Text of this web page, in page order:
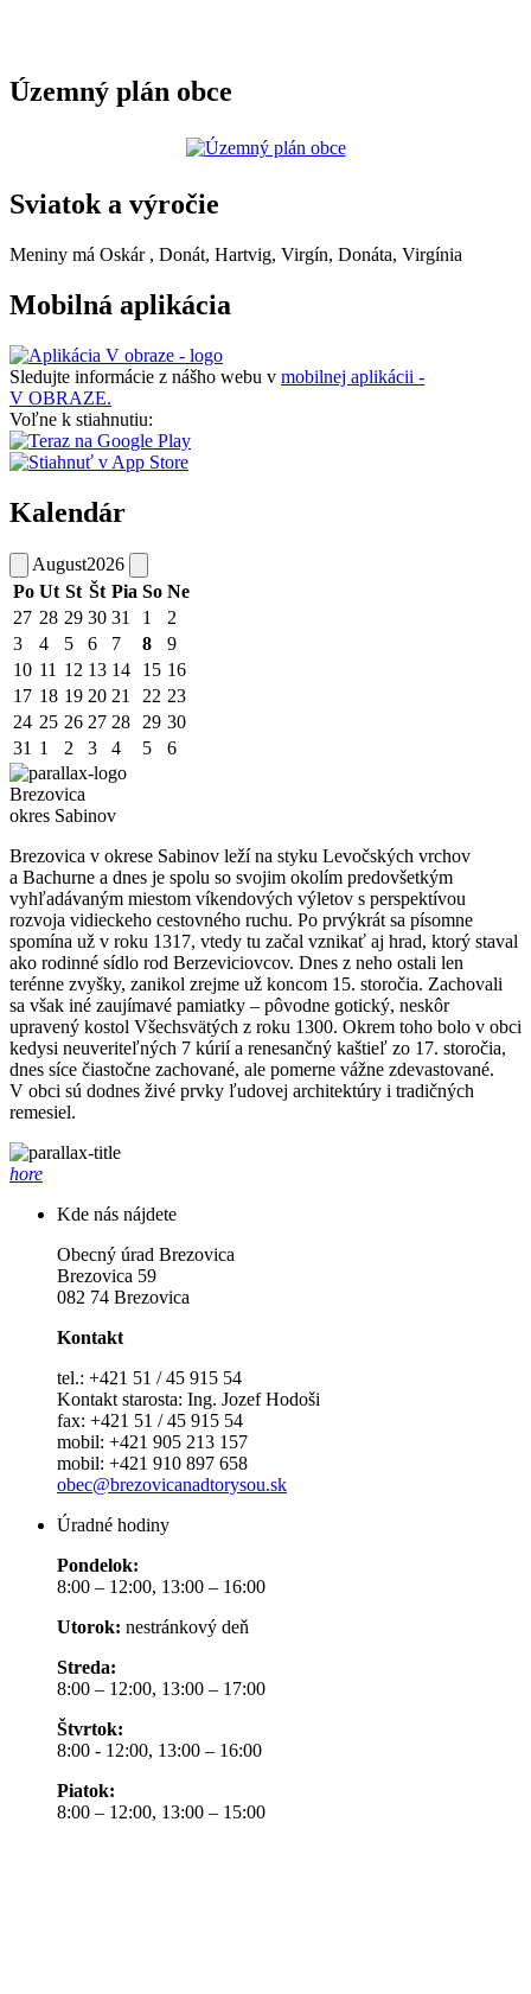
Územný plán obce
Sviatok a výročie
Meniny má Oskár , Donát, Hartvig, Virgín, Donáta, Virgínia
Mobilná aplikácia
Sledujte informácie z nášho webu v mobilnej aplikácii -
V OBRAZE.
Voľne k stiahnutiu:
Kalendár
August2026
Po Ut St Št Pia So Ne
27 28 29 30 31 1
2
3
4 5 6 7 8
9
10 11 12 13 14 15 16
17 18 19 20 21 22 23
24 25 26 27 28 29 30
31 1 2 3 4 5 6
Brezovica
okres Sabinov
Brezovica v okrese Sabinov leží na styku Levočských vrchov
a Bachurne a dnes je spolu so svojim okolím predovšetkým
vyhľadávaným miestom víkendových výletov s perspektívou
rozvoja vidieckeho cestovného ruchu. Po prvýkrát sa písomne
spomína už v roku 1317, vtedy tu začal vznikať aj hrad, ktorý staval
ako rodinné sídlo rod Berzeviciovcov. Dnes z neho ostali len
terénne zvyšky, zanikol zrejme už koncom 15. storočia. Zachovali
sa však iné zaujímavé pamiatky – pôvodne gotický, neskôr
upravený kostol Všechsvätých z roku 1300. Okrem toho bolo v obci
kedysi neuveriteľných 7 kúrií a renesančný kaštieľ zo 17. storočia,
dnes síce čiastočne zachované, ale pomerne vážne zdevastované.
V obci sú dodnes živé prvky ľudovej architektúry i tradičných
remesiel.
hore
Kde nás nájdete
Obecný úrad Brezovica
Brezovica 59
082 74 Brezovica
Kontakt
tel.: +421 51 / 45 915 54
Kontakt starosta: Ing. Jozef Hodoši
fax: +421 51 / 45 915 54
mobil: +421 905 213 157
mobil: +421 910 897 658
obec@brezovicanadtorysou.sk
Úradné hodiny
Pondelok:
8:00 – 12:00, 13:00 – 16:00
Utorok: nestránkový deň
Streda:
8:00 – 12:00, 13:00 – 17:00
Štvrtok:
8:00 - 12:00, 13:00 – 16:00
Piatok:
8:00 – 12:00, 13:00 – 15:00